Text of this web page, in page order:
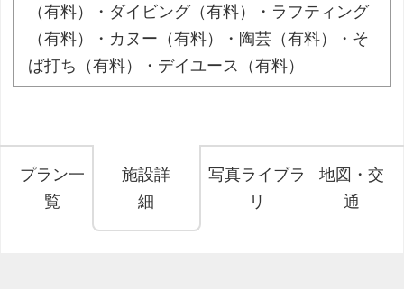
（有料）・ダイビング（有料）・ラフティング
（有料）・カヌー（有料）・陶芸（有料）・そ
ば打ち（有料）・デイユース（有料）
プラン一
覧
施設詳
細
写真ライブラ
リ
地図・交
通